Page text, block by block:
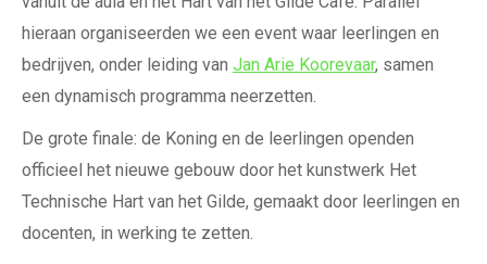
hieraan organiseerden we een event waar leerlingen en
bedrijven, onder leiding van Jan Arie Koorevaar, samen
een dynamisch programma neerzetten.
De grote finale: de Koning en de leerlingen openden
officieel het nieuwe gebouw door het kunstwerk Het
Technische Hart van het Gilde, gemaakt door leerlingen en
docenten, in werking te zetten.